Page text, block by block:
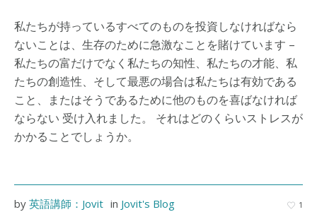
私たちが持っているすべてのものを投資しなければなら
ないことは、生存のために急激なことを賭けています –
私たちの富だけでなく私たちの知性、私たちの才能、私
たちの創造性、そして最悪の場合は私たちは有効である
こと、またはそうであるために他のものを喜ばなければ
ならない 受け入れました。 それはどのくらいストレスが
かかることでしょうか。
1
by 英語講師：Jovit in Jovit's Blog